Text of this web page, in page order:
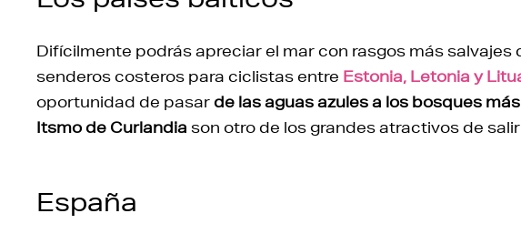
Difícilmente podrás apreciar el mar con rasgos más salvajes
senderos costeros para ciclistas entre Estonia, Letonia y
oportunidad de pasarde las aguas azules a los bosques
Itsmo de Curlandia son otro de los grandes atractivos de
España